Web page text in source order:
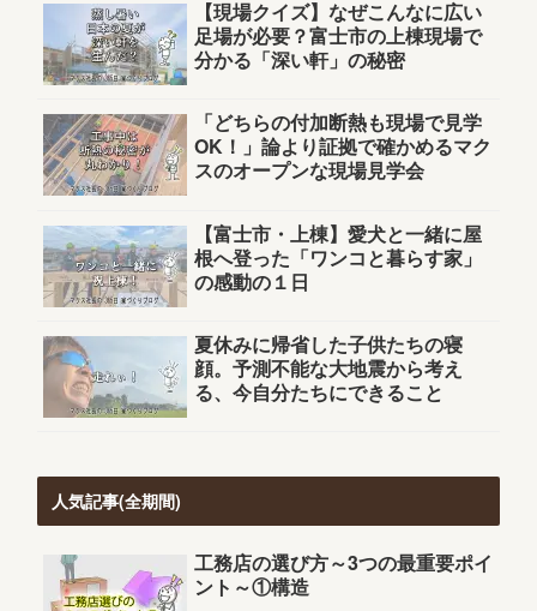
【現場クイズ】なぜこんなに広い
足場が必要？富士市の上棟現場で
分かる「深い軒」の秘密
「どちらの付加断熱も現場で見学
OK！」論より証拠で確かめるマク
スのオープンな現場見学会
【富士市・上棟】愛犬と一緒に屋
根へ登った「ワンコと暮らす家」
の感動の１日
夏休みに帰省した子供たちの寝
顔。予測不能な大地震から考え
る、今自分たちにできること
人気記事(全期間)
工務店の選び方～3つの最重要ポイ
ント～①構造